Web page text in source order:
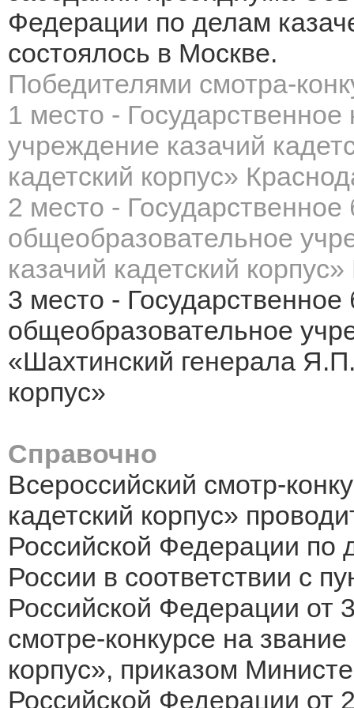
Федерации по делам
состоялось в Москве.
Победителями смотра-
1 место -
учреждение казачий
кадетский корпус»
2 место -
общеобразовательное
казачий кадетский
3 место -
общеобразовательное
«Шахтинский генерала
корпус»
Справочно
Всероссийский смотр-
кадетский корпус»
Российской Федерации по
России в соответствии с
Российской Федерации от
смотре-конкурсе на
корпус», приказом
Российской Федерации